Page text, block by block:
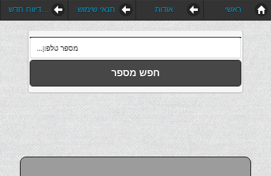
הוסף דיווח חדש תנאי שימוש אודות ראשי
חפש מספר